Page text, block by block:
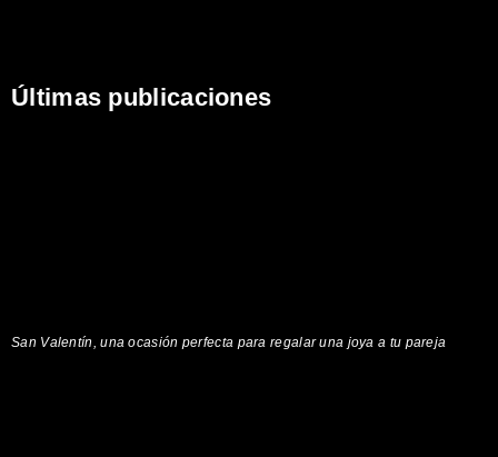
Últimas publicaciones
San Valentín, una ocasión perfecta para regalar una joya a tu pareja